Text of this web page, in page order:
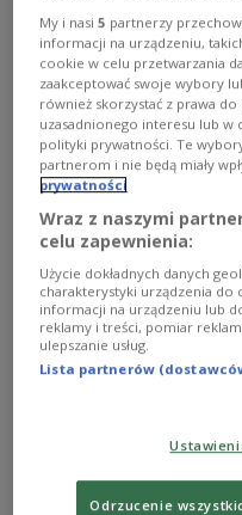
zakończenie
Na platformie
pierwszy odcinek
stworzonego przez
Modzelewskiego, a
Aleksandrę Terpińską.
nim także w główną
pozoru idealne życie,
prywatnej, jak i
sprawia jednak, że
naprawdę chce od życia
Zobacz więcej na temat:Ula
Krzysztof Czeczot
aktorzy
Jerzy Skolimowski
Grzegorz Małecki
My i nasi5 partnerzy
informacji na urządzeniu,
cookie w celu przetwarzania
zaakceptować swoje wybory
również skorzystać z prawa
uzasadnionego interesu lub
polityki prywatności. Te
partnerom i nie będą miały
prywatności
Wraz z naszymi
celu zapewnienia:
Użycie dokładnych danych
charakterystyki urządzenia do
informacji na urządzeniu lub
reklamy i treści, pomiar
ulepszanie usług.
Lista partnerów
Odrzucenie